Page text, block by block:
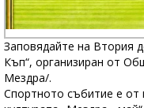
Заповядайте на Втория
Къп“, организиран от
Мездра/.
Спортното събитие е от